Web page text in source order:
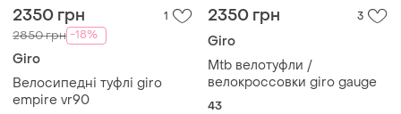
2350 грн 1
2850 грн -18%
Giro
Велосипедні туфлі giro
empire vr90
2350 грн 3
Giro
Mtb велотуфли /
велокроссовки giro gauge
43